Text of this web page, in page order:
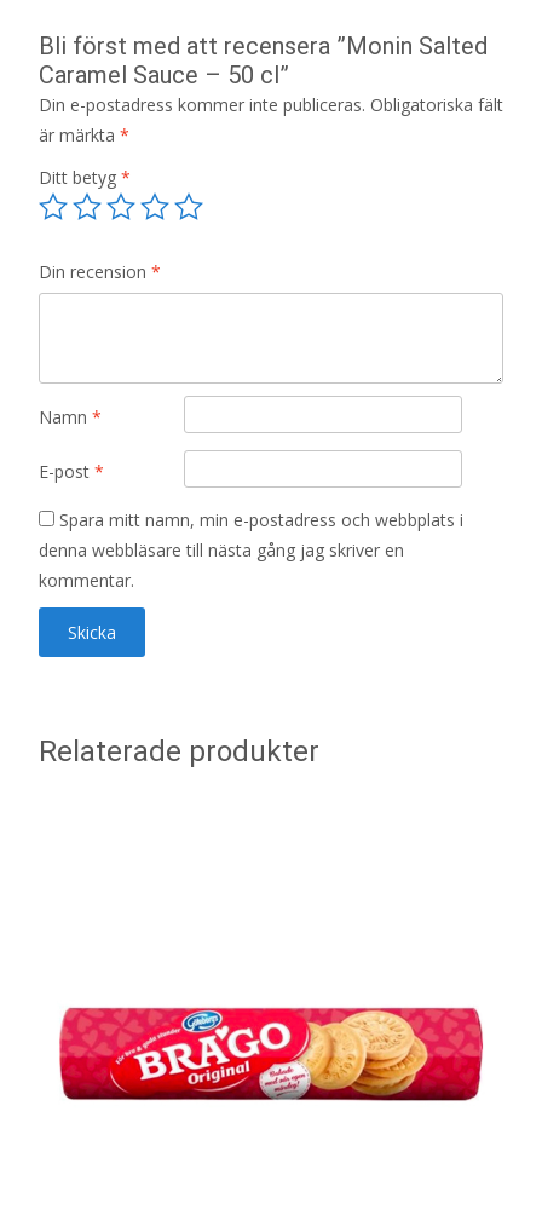
Bli först med att recensera ”Monin Salted
Caramel Sauce – 50 cl”
Din e-postadress kommer inte publiceras. Obligatoriska fält
är märkta *
Ditt betyg *
Din recension *
Namn *
E-post *
Spara mitt namn, min e-postadress och webbplats i
denna webbläsare till nästa gång jag skriver en
kommentar.
Relaterade produkter